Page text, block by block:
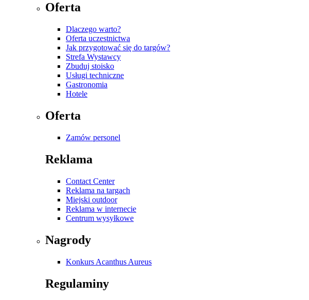
Oferta
Dlaczego warto?
Oferta uczestnictwa
Jak przygotować się do targów?
Strefa Wystawcy
Zbuduj stoisko
Usługi techniczne
Gastronomia
Hotele
Oferta
Zamów personel
Reklama
Contact Center
Reklama na targach
Miejski outdoor
Reklama w internecie
Centrum wysyłkowe
Nagrody
Konkurs Acanthus Aureus
Regulaminy